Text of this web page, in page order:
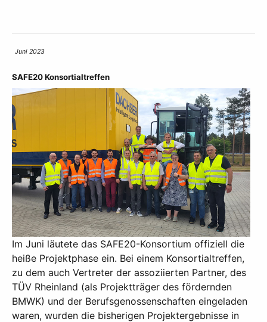
Juni 2023
SAFE20 Konsortialtreffen
Im Juni läutete das SAFE20-Konsortium offiziell die
heiße Projektphase ein. Bei einem Konsortialtreffen,
zu dem auch Vertreter der assoziierten Partner, des
TÜV Rheinland (als Projektträger des fördernden
BMWK) und der Berufsgenossenschaften eingeladen
waren, wurden die bisherigen Projektergebnisse in